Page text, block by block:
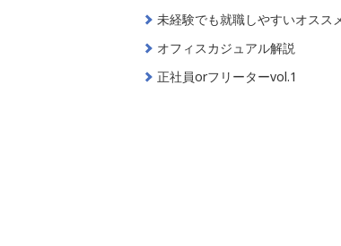
未経験でも就職しやすいオスス
オフィスカジュアル解説
正社員orフリーターvol.1